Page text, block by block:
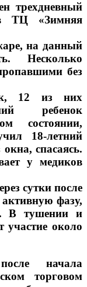
трехдневный
ТЦ «Зимняя
на данный
Несколько
без
12 из них
ребенок
состоянии,
18-летний
спасаясь.
у медиков
сутки после
фазу,
В тушении и
участие около
начала
торговом